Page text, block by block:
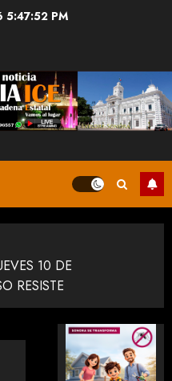
5:47:52 PM
10 DE
RESISTE